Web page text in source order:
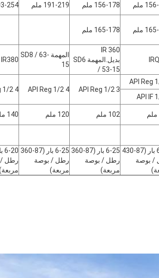
ملم 156-178 ملم 191-219 ملم
203-254
ملم 165-178 ملم
IR 360
بديل.المهمة SD6
/ 53-15
المهمة SD8 / 63-
15
IR380
3 1/2 API Reg
4 1/2 API Reg
4 1/2 API Reg
102 ملم 120 ملم 140 ملم
6-30 بار (87-430
/ بوصة
6-25 بار (87-360
رطل / بوصة
مربعة)
6-25 بار (87-360
رطل / بوصة
مربعة)
رطل /